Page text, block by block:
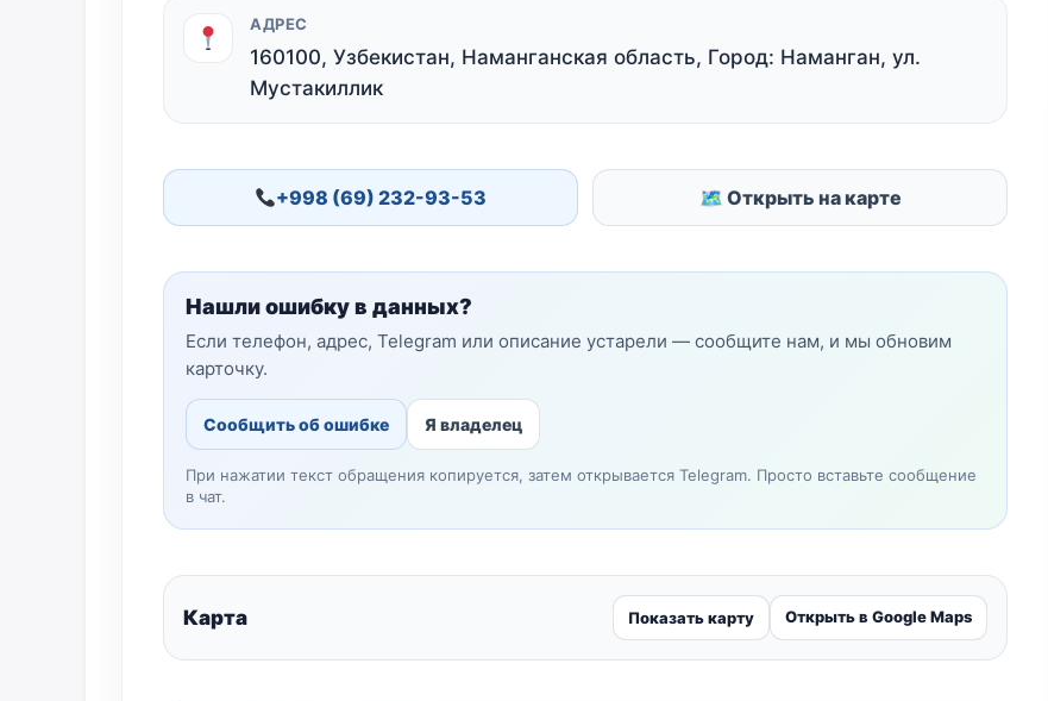
АДРЕС
160100, Узбекистан, Наманганская область, Город: Наманган, ул.
Мустакиллик
+998 (69) 232-93-53 🗺 Открыть на карте
Нашли ошибку в данных?
Если телефон, адрес, Telegram или описание устарели — сообщите нам, и мы обновим
карточку.
Сообщить об ошибке Я владелец
При нажатии текст обращения копируется, затем открывается Telegram. Просто вставьте сообщение
в чат.
Карта Показать карту Открыть в Google Maps